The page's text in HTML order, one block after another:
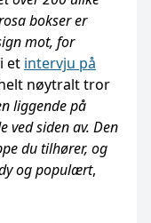
bokser er
mot, for
et intervju på
nøytralt tror
liggende på
ved siden av. Den
du tilhører, og
og populært,